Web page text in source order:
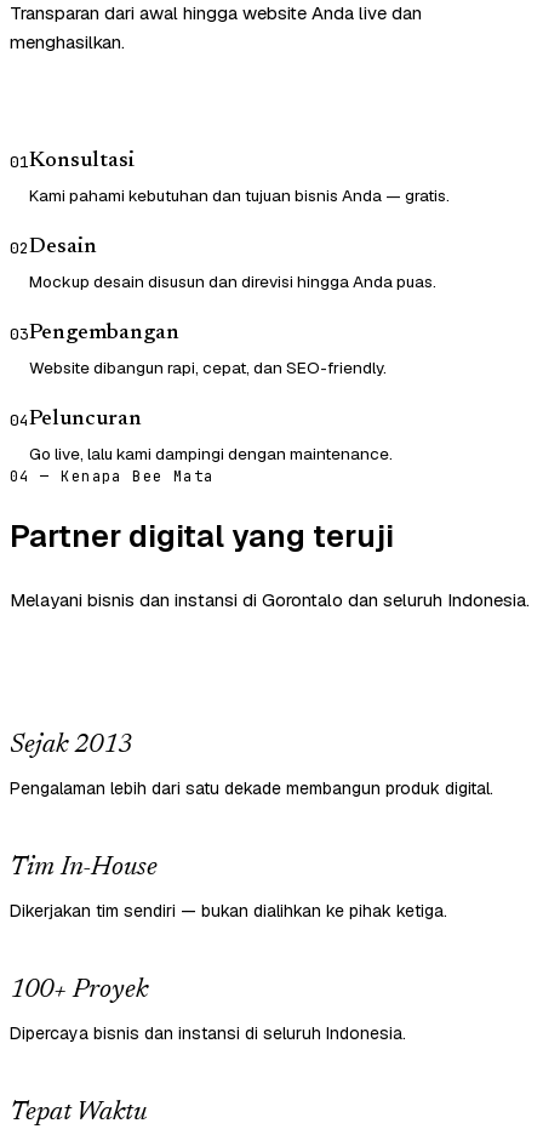
Transparan dari awal hingga website Anda live dan
menghasilkan.
01Konsultasi
Kami pahami kebutuhan dan tujuan bisnis Anda — gratis.
02Desain
Mockup desain disusun dan direvisi hingga Anda puas.
03Pengembangan
Website dibangun rapi, cepat, dan SEO-friendly.
04Peluncuran
Go live, lalu kami dampingi dengan maintenance.
04 — Kenapa Bee Mata
Partner digital yang teruji
Melayani bisnis dan instansi di Gorontalo dan seluruh Indonesia.
Sejak 2013
Pengalaman lebih dari satu dekade membangun produk digital.
Tim In-House
Dikerjakan tim sendiri — bukan dialihkan ke pihak ketiga.
100+ Proyek
Dipercaya bisnis dan instansi di seluruh Indonesia.
Tepat Waktu